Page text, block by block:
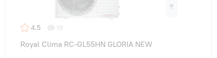
4.5 10
Royal Clima RC-GL55HN GLORIA NEW